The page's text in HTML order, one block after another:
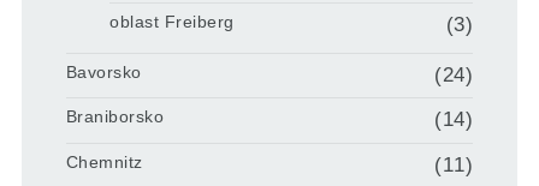
oblast Freiberg (3)
Bavorsko (24)
Braniborsko (14)
Chemnitz (11)